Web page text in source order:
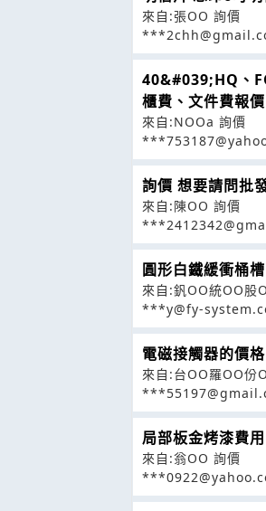
來自:張OO 詢價
40&#039;HQ、
櫃費、文件費報價
來自:NOOa 詢價
詢價 想要請問批
來自:陳OO 詢價
圓形白鐵緩衝桶槽
來自:釩OO統OO股
***y@fy-
電磁接觸器的價格
來自:台OO羅OO份
局部板金烤漆費用
來自:翁OO 詢價